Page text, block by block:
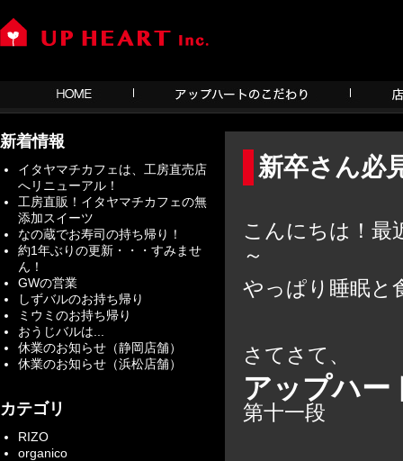
新卒さん必
こんにちは！最
～
やっぱり睡眠と
さてさて、
アップハー
第十一段
新着情報
イタヤマチカフェは、工房直売店
へリニューアル！
工房直販！イタヤマチカフェの無
添加スイーツ
なの蔵でお寿司の持ち帰り！
約1年ぶりの更新・・・すみませ
ん！
GWの営業
しずバルのお持ち帰り
ミウミのお持ち帰り
おうじバルは...
休業のお知らせ（静岡店舗）
休業のお知らせ（浜松店舗）
カテゴリ
RIZO
organico